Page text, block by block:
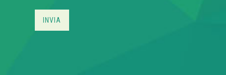
INVIA